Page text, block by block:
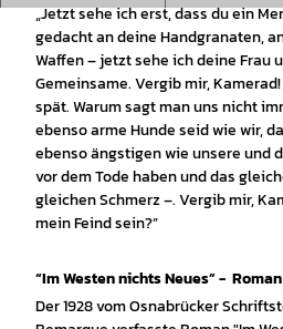
„Jetzt sehe ich erst, dass du ein
gedacht an deine Handgranaten,
Waffen – jetzt sehe ich deine Frau
Gemeinsame. Vergib mir,
spät. Warum sagt man uns nicht
ebenso arme Hunde seid wie wir,
ebenso ängstigen wie unsere und
vor dem Tode haben und das
gleichen Schmerz –. Vergib mir,
mein Feind sein?”
“Im Westen nichts Neues” -
Der 1928 vom Osnabrücker